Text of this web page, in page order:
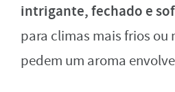
intrigante, fechado e
para climas mais frios ou
pedem um aroma